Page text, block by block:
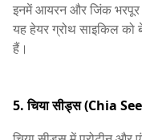
इनमें आयरन और जिंक भरपूर
यह हेयर ग्रोथ साइकिल
हैं।
5. चिया सीड्स (Chia